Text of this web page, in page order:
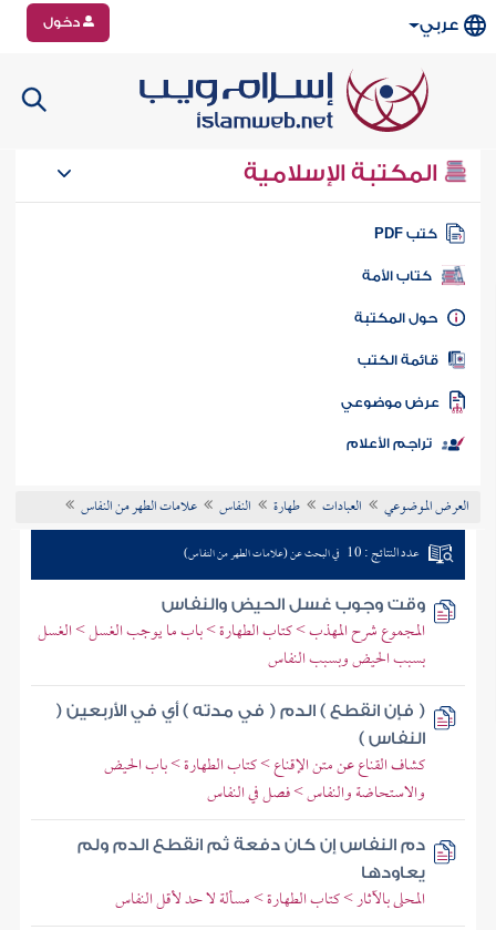
عربي دخول
المكتبة الإسلامية
كتب PDF
كتاب الأمة
المكتبة
الكتب
موضوعي
تراجم الأعلام
العرض الموضوعي العبادات طهارة النفاس علامات الطهر من النفاس
عدد النتائج : 10 في البحث عن (علامات الطهر من النفاس)
وقت وجوب غسل الحيض والنفاس
المجموع شرح المهذب > كتاب الطهارة > باب ما يوجب الغسل > الغسل
بسبب الحيض وبسبب النفاس
( فإن انقطع ) الدم ( في مدته ) أي في الأربعين (
النفاس )
كشاف القناع عن متن الإقناع > كتاب الطهارة > باب الحيض
والاستحاضة والنفاس > فصل في النفاس
دم النفاس إن كان دفعة ثم انقطع الدم ولم
يعاودها
المحلى بالآثار > كتاب الطهارة > مسألة لا حد لأقل النفاس